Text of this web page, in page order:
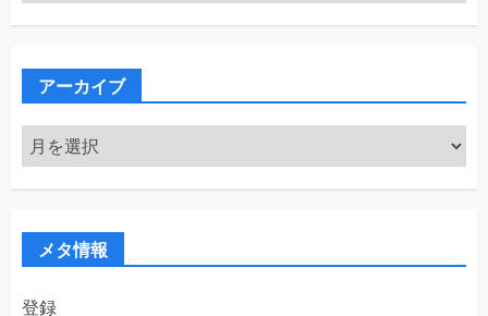
ゴ
アーカイブ
ア
ー
カ
メタ情報
登録